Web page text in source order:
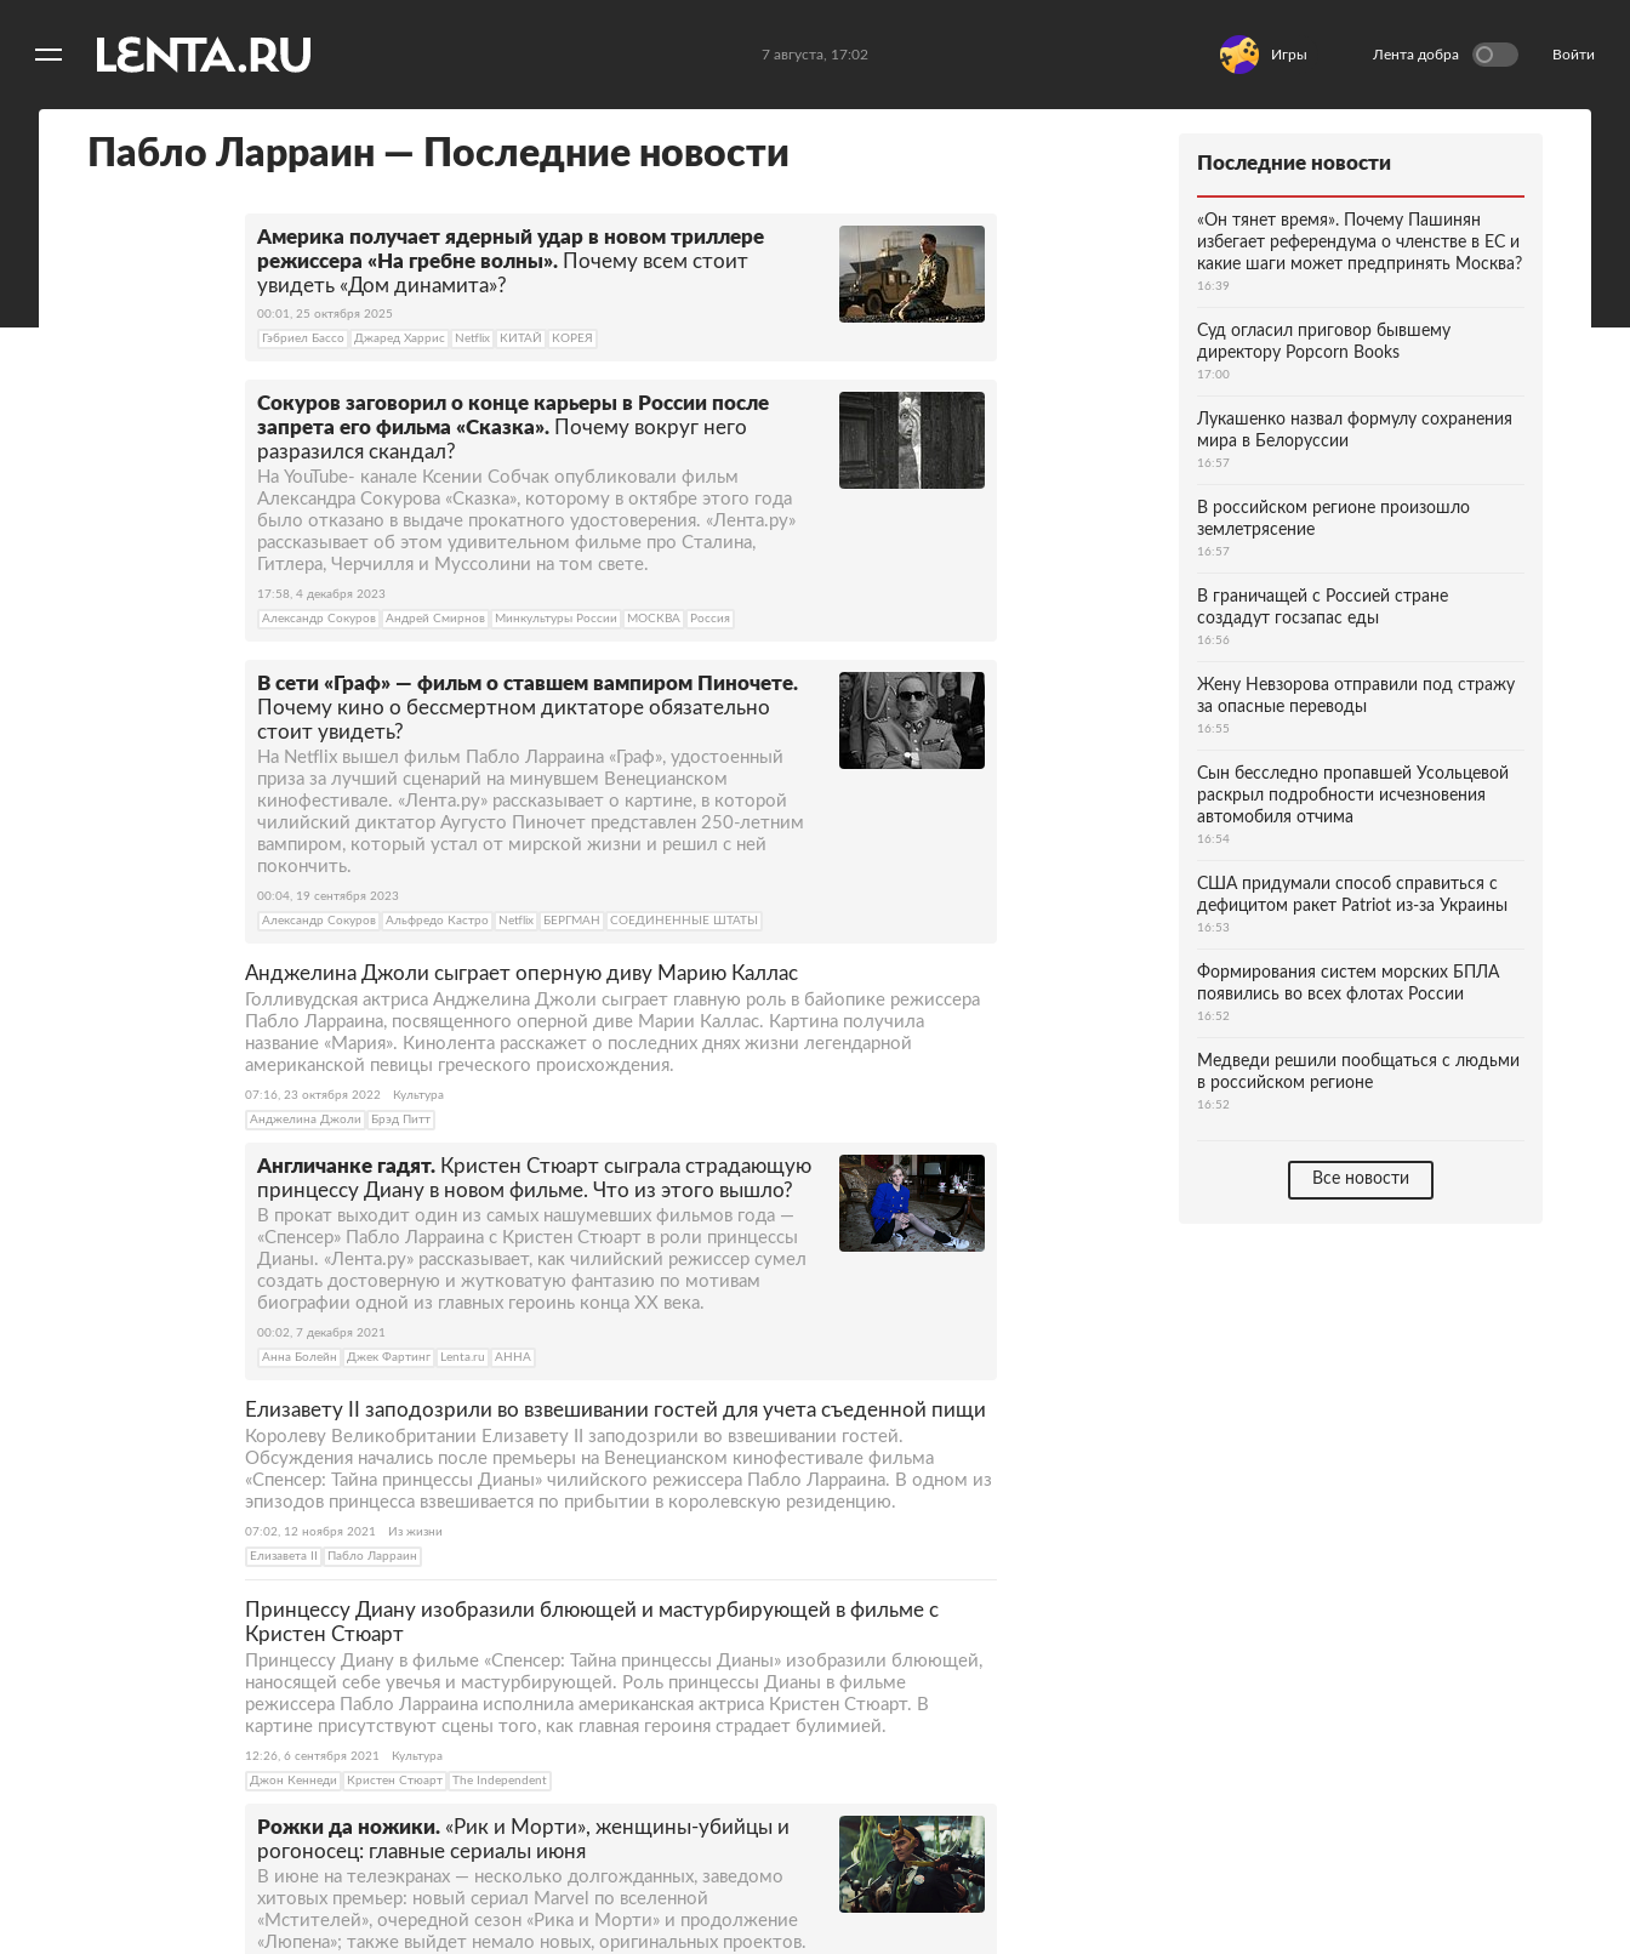
7 августа, 17:02 Игры Лента добра Войти
Пабло Ларраин — Последние новости
Америка получает ядерный удар в новом триллере
режиссера «На гребне волны». Почему всем стоит
увидеть «Дом динамита»?
00:01, 25 октября 2025
Гэбриел Бассо
Джаред Харрис Netflix КИТАЙ КОРЕЯ
Сокуров заговорил о конце карьеры в России после
запрета его фильма «Сказка». Почему вокруг него
разразился скандал?
На YouTube- канале Ксении Собчак опубликовали фильм
Александра Сокурова «Сказка», которому в октябре этого года
было отказано в выдаче прокатного удостоверения. «Лента.ру»
рассказывает об этом удивительном фильме про Сталина,
Гитлера, Черчилля и Муссолини на том свете.
17:58, 4 декабря 2023
Александр Сокуров
Андрей Смирнов Минкультуры России МОСКВА Россия
В сети «Граф» — фильм о ставшем вампиром Пиночете.
Почему кино о бессмертном диктаторе обязательно
стоит увидеть?
На Netflix вышел фильм Пабло Ларраина «Граф», удостоенный
приза за лучший сценарий на минувшем Венецианском
кинофестивале. «Лента.ру» рассказывает о картине, в которой
чилийский диктатор Аугусто Пиночет представлен 250-летним
вампиром, который устал от мирской жизни и решил с ней
покончить.
00:04, 19 сентября 2023
Александр Сокуров
Альфредо Кастро Netflix БЕРГМАН СОЕДИНЕННЫЕ ШТАТЫ
Анджелина Джоли сыграет оперную диву Марию Каллас
Голливудская актриса Анджелина Джоли сыграет главную роль в байопике режиссера
Пабло Ларраина, посвященного оперной диве Марии Каллас. Картина получила
название «Мария». Кинолента расскажет о последних днях жизни легендарной
американской певицы греческого происхождения.
07:16, 23 октября 2022
Культура
Анджелина Джоли
Брэд Питт
Англичанке гадят. Кристен Стюарт сыграла страдающую
принцессу Диану в новом фильме. Что из этого вышло?
В прокат выходит один из самых нашумевших фильмов года —
«Спенсер» Пабло Ларраина с Кристен Стюарт в роли принцессы
Дианы. «Лента.ру» рассказывает, как чилийский режиссер сумел
создать достоверную и жутковатую фантазию по мотивам
биографии одной из главных героинь конца XX века.
00:02, 7 декабря 2021
Анна Болейн
Джек Фартинг Lenta.ru АННА
Елизавету II заподозрили во взвешивании гостей для учета съеденной пищи
Королеву Великобритании Елизавету II заподозрили во взвешивании гостей.
Обсуждения начались после премьеры на Венецианском кинофестивале фильма
«Спенсер: Тайна принцессы Дианы» чилийского режиссера Пабло Ларраина. В одном из
эпизодов принцесса взвешивается по прибытии в королевскую резиденцию.
07:02, 12 ноября 2021
Из жизни
Елизавета II
Пабло Ларраин
Принцессу Диану изобразили блюющей и мастурбирующей в фильме с
Кристен Стюарт
Принцессу Диану в фильме «Спенсер: Тайна принцессы Дианы» изобразили блюющей,
наносящей себе увечья и мастурбирующей. Роль принцессы Дианы в фильме
режиссера Пабло Ларраина исполнила американская актриса Кристен Стюарт. В
картине присутствуют сцены того, как главная героиня страдает булимией.
12:26, 6 сентября 2021
Культура
Джон Кеннеди
Кристен Стюарт The Independent
Рожки да ножики. «Рик и Морти», женщины-убийцы и
рогоносец: главные сериалы июня
В июне на телеэкранах — несколько долгожданных, заведомо
хитовых премьер: новый сериал Marvel по вселенной
«Мстителей», очередной сезон «Рика и Морти» и продолжение
«Люпена»; также выйдет немало новых, оригинальных проектов.
Последние новости
«Он тянет время». Почему Пашинян
избегает референдума о членстве в ЕС и
какие шаги может предпринять Москва?
16:39
Суд огласил приговор бывшему
директору Popcorn Books
17:00
Лукашенко назвал формулу сохранения
мира в Белоруссии
16:57
В российском регионе произошло
землетрясение
16:57
В граничащей с Россией стране
создадут госзапас еды
16:56
Жену Невзорова отправили под стражу
за опасные переводы
16:55
Сын бесследно пропавшей Усольцевой
раскрыл подробности исчезновения
автомобиля отчима
16:54
США придумали способ справиться с
дефицитом ракет Patriot из-за Украины
16:53
Формирования систем морских БПЛА
появились во всех флотах России
16:52
Медведи решили пообщаться с людьми
в российском регионе
16:52
Все новости